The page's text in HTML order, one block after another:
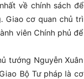
về chính sách để
Giao cơ quan chủ trì
viên Chính phủ để
tướng Nguyễn Xuân
Bộ Tư pháp là cơ